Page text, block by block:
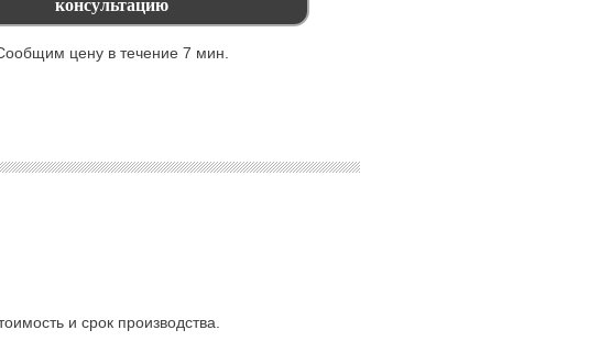
цену в течение 7 мин.
и срок производства.